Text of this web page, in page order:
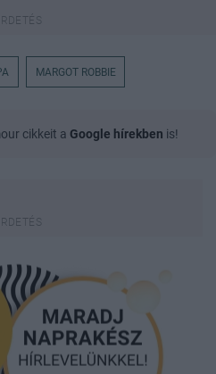
MARGOT ROBBIE
cikkeit a Google hírekben is!